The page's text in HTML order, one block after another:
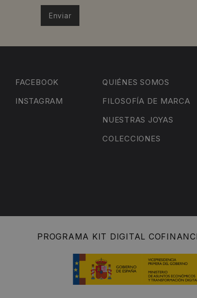
FACEBOOK
INSTAGRAM
QUIÉNES SOMOS
FILOSOFÍA DE MARCA
NUESTRAS JOYAS
COLECCIONES
PROGRAMA KIT DIGITAL